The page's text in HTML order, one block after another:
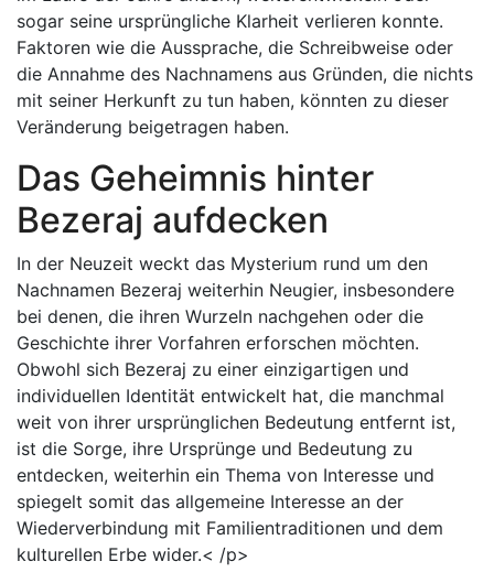
sogar seine ursprüngliche Klarheit verlieren konnte.
Faktoren wie die Aussprache, die Schreibweise oder
die Annahme des Nachnamens aus Gründen, die nichts
mit seiner Herkunft zu tun haben, könnten zu dieser
Veränderung beigetragen haben.
Das Geheimnis hinter
Bezeraj aufdecken
In der Neuzeit weckt das Mysterium rund um den
Nachnamen Bezeraj weiterhin Neugier, insbesondere
bei denen, die ihren Wurzeln nachgehen oder die
Geschichte ihrer Vorfahren erforschen möchten.
Obwohl sich Bezeraj zu einer einzigartigen und
individuellen Identität entwickelt hat, die manchmal
weit von ihrer ursprünglichen Bedeutung entfernt ist,
ist die Sorge, ihre Ursprünge und Bedeutung zu
entdecken, weiterhin ein Thema von Interesse und
spiegelt somit das allgemeine Interesse an der
Wiederverbindung mit Familientraditionen und dem
kulturellen Erbe wider.< /p>